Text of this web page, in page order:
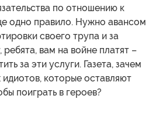
по отношению к
одно правило. Нужно авансом
своего трупа и за
вам на войне платят –
за эти услуги. Газета, зачем
которые оставляют
поиграть в героев?